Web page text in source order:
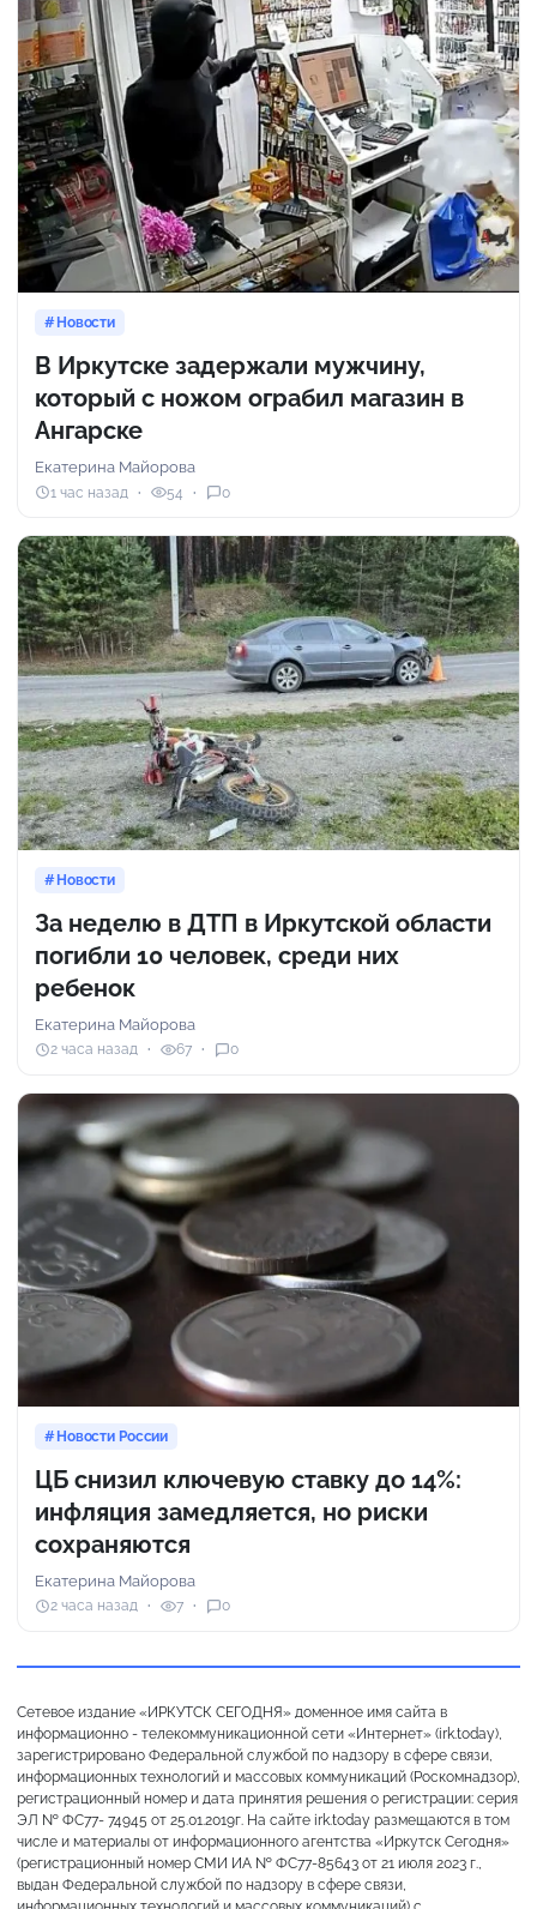
Новости
В Иркутске задержали мужчину,
который с ножом ограбил магазин в
Ангарске
Екатерина Майорова
1 час назад 54 0
Новости
За неделю в ДТП в Иркутской области
погибли 10 человек, среди них
ребенок
Екатерина Майорова
2 часа назад 67 0
Новости России
ЦБ снизил ключевую ставку до 14%:
инфляция замедляется, но риски
сохраняются
Екатерина Майорова
2 часа назад 7 0
Сетевое издание «ИРКУТСК СЕГОДНЯ» доменное имя сайта в
информационно - телекоммуникационной сети «Интернет» (irk.today),
зарегистрировано Федеральной службой по надзору в сфере связи,
информационных технологий и массовых коммуникаций (Роскомнадзор),
регистрационный номер и дата принятия решения о регистрации: серия
ЭЛ № ФС77- 74945 от 25.01.2019г. На сайте irk.today размещаются в том
числе и материалы от информационного агентства «Иркутск Сегодня»
(регистрационный номер СМИ ИА № ФС77-85643 от 21 июля 2023 г.,
выдан Федеральной службой по надзору в сфере связи,